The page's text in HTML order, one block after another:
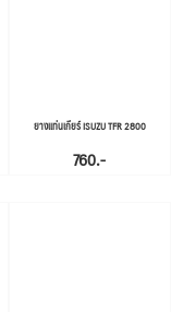
ยางแท่นเกียร์ ISUZU TFR 2800
760.-